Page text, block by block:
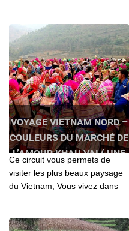
fait pour vous...
VOYAGE VIETNAM NORD –
COULEURS DU MARCHÉ DE
L’AMOUR KHAU VAI ( UNE
FOIS PAR AN)
Ce circuit vous permets de
visiter les plus beaux paysage
du Vietnam, Vous vivez dans